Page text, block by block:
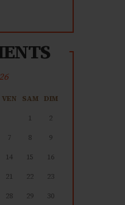
VEN SAM DIM
1
2
7 8
9
14 15
16
21 22
23
28 29
30